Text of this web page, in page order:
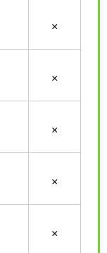
×
×
×
×
×